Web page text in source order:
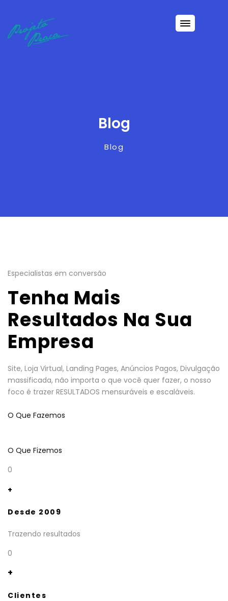
Blog
Blog
Especialistas em conversão
Tenha Mais
Resultados Na Sua
Empresa
Site, Loja Virtual, Landing Pages, Anúncios Pagos, Divulgação
massificada, não importa o que você quer fazer, o nosso
foco é trazer RESULTADOS mensuráveis e escaláveis.
O Que Fazemos
O Que Fizemos
0
+
Desde 2009
Trazendo resultados
0
+
Clientes